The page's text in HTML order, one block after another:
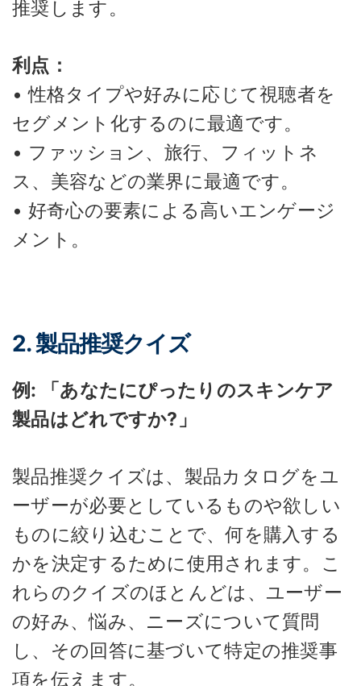
推奨します。
利点：
• 性格タイプや好みに応じて視聴者を
セグメント化するのに最適です。
• ファッション、旅行、フィットネ
ス、美容などの業界に最適です。
• 好奇心の要素による高いエンゲージ
メント。
2. 製品推奨クイズ
例: 「あなたにぴったりのスキンケア
製品はどれですか?」
製品推奨クイズは、製品カタログをユ
ーザーが必要としているものや欲しい
ものに絞り込むことで、何を購入する
かを決定するために使用されます。こ
れらのクイズのほとんどは、ユーザー
の好み、悩み、ニーズについて質問
し、その回答に基づいて特定の推奨事
項を伝えます。